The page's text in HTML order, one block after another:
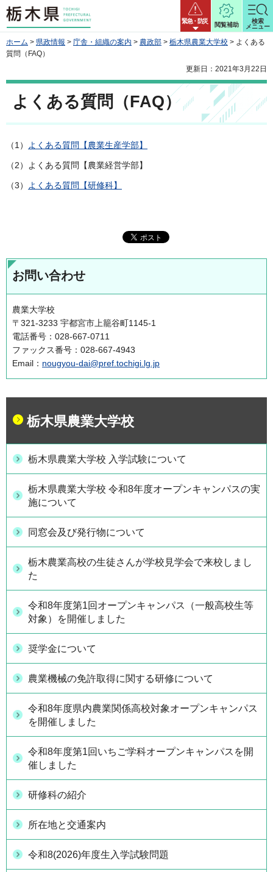
栃木県 緊急・防災
閲覧補助
検索
メニュー
ホーム > 県政情報 > 庁舎・組織の案内 > 農政部 > 栃木県農業大学校 > よくある
質問（FAQ）
更新日：2021年3月22日
よくある質問（FAQ）
（1） よくある質問【農業生産学部】
（2）よくある質問【農業経営学部】
（3） よくある質問【研修科】
お問い合わせ
農業大学校
〒321-3233 宇都宮市上籠谷町1145-1
電話番号：028-667-0711
ファックス番号：028-667-4943
Email： nougyou-dai@pref.tochigi.lg.jp
栃木県農業大学校
栃木県農業大学校 入学試験について
栃木県農業大学校 令和8年度オープンキャンパスの実
施について
同窓会及び発行物について
栃木農業高校の生徒さんが学校見学会で来校しまし
た
令和8年度第1回オープンキャンパス（一般高校生等
対象）を開催しました
奨学金について
農業機械の免許取得に関する研修について
令和8年度県内農業関係高校対象オープンキャンパス
を開催しました
令和8年度第1回いちご学科オープンキャンパスを開
催しました
研修科の紹介
所在地と交通案内
令和8(2026)年度生入学試験問題